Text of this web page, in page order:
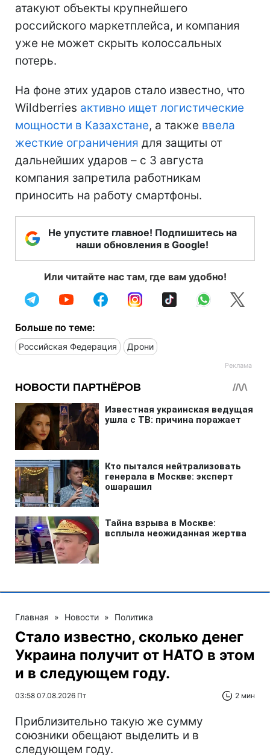
атакуют объекты крупнейшего
российского маркетплейса, и компания
уже не может скрыть колоссальных
потерь.
На фоне этих ударов стало известно, что
Wildberries активно ищет логистические
мощности в Казахстане, а также ввела
жесткие ограничения для защиты от
дальнейших ударов – с 3 августа
компания запретила работникам
приносить на работу смартфоны.
Не упустите главное! Подпишитесь на
наши обновления в Google!
Или читайте нас там, где вам удобно!
Больше по теме:
Российская Федерация Дрони
Главная » Новости » Политика
Стало известно, сколько денег
Украина получит от НАТО в этом
и в следующем году.
03:58 07.08.2026 Пт 2 мин
Приблизительно такую же сумму
союзники обещают выделить и в
следующем году.